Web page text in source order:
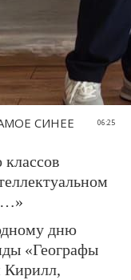
06:25
СИНЕЕ
дню
«Географы